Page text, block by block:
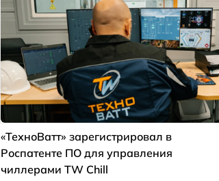
«ТехноВатт» зарегистрировал в
Роспатенте ПО для управления
чиллерами TW Chill